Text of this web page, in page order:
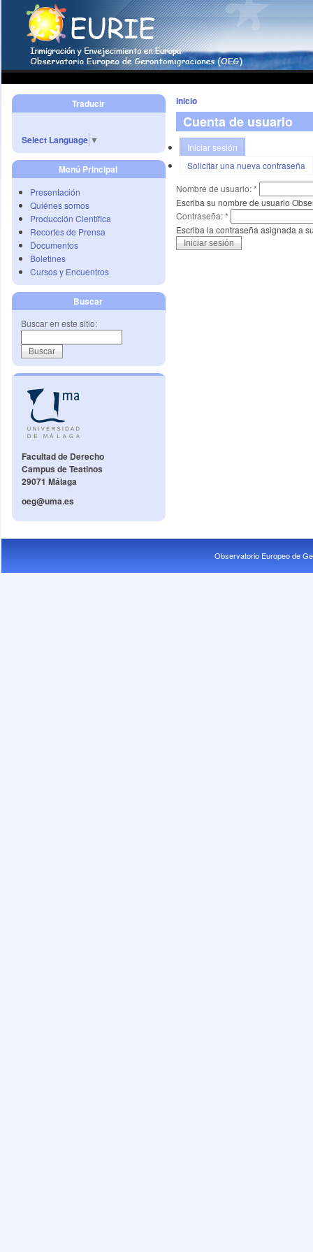
Traducir
Select Language ▼
Menú Principal
Presentación
Quiénes somos
Producción Científica
Recortes de Prensa
Documentos
Boletines
Cursos y Encuentros
Buscar
Buscar en este sitio:
Facultad de Derecho
Campus de Teatinos
29071 Málaga
oeg@uma.es
Inicio
Cuenta de usuario
Iniciar sesión
Solicitar una nueva contraseña
Nombre de usuario:*
Escriba su nombre de usuario
Contraseña:*
Escriba la contraseña asignada a
Observatorio Europeo de